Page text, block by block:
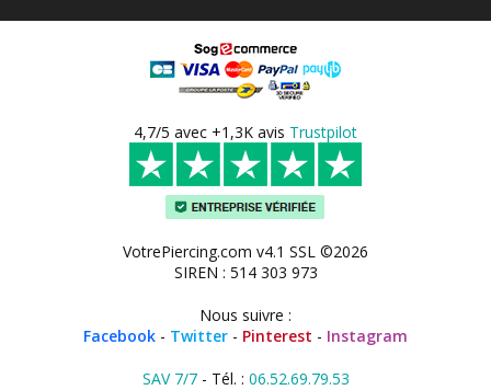
4,7/5 avec +1,3K avis Trustpilot
VotrePiercing.com v4.1 SSL ©2026
SIREN : 514 303 973
Nous suivre :
Facebook - Twitter - Pinterest - Instagram
SAV 7/7- Tél. : 06.52.69.79.53